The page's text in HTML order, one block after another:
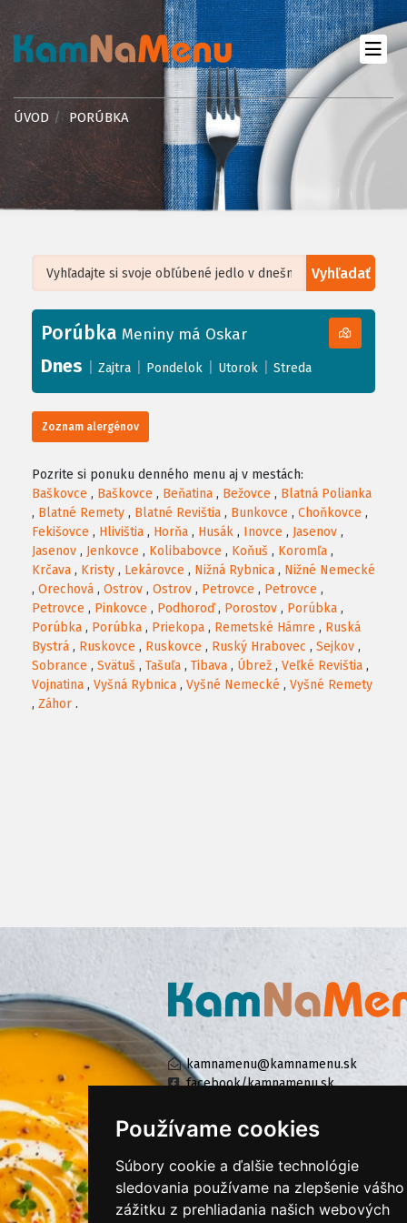
Používame cookies
Súbory cookie a ďalšie technológie
sledovania používame na zlepšenie vášho
zážitku z prehliadania našich webových
ÚVOD PORÚBKA
Vyhľadať
+
−
Leaflet| ©OpenStreetMap, Tiles courtesy ofHumanitarian OpenStreetMap
Porúbka Meniny má Oskar
Dnes Zajtra Pondelok Utorok Streda
Zoznam alergénov
Pozrite si ponuku denného menu aj v mestách:
Baškovce , Baškovce , Beňatina , Bežovce , Blatná Polianka
, Blatné Remety , Blatné Revištia , Bunkovce , Choňkovce ,
Fekišovce , Hlivištia , Horňa , Husák , Inovce , Jasenov ,
Jasenov , Jenkovce , Kolibabovce , Koňuš , Koromľa ,
Krčava , Kristy , Lekárovce , Nižná Rybnica , Nižné Nemecké
, Orechová , Ostrov , Ostrov , Petrovce , Petrovce ,
Petrovce , Pinkovce , Podhoroď, Porostov , Porúbka ,
Porúbka , Porúbka , Priekopa , Remetské Hámre , Ruská
Bystrá , Ruskovce , Ruskovce , Ruský Hrabovec , Sejkov ,
Sobrance , Svätuš , Tašuľa , Tibava , Úbrež , Veľké Revištia ,
Vojnatina , Vyšná Rybnica , Vyšné Nemecké , Vyšné Remety
, Záhor .
kamnamenu@kamnamenu.sk
facebook/kamnamenu.sk
KONTAKTUJTE NÁS